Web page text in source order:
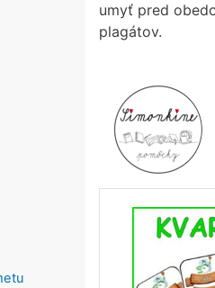
umyť pred
plagátov.